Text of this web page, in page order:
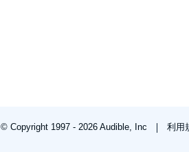
© Copyright 1997 - 2026 Audible, Inc 利用